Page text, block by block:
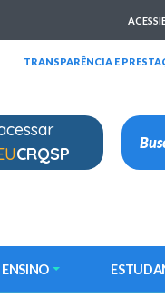
EM NOVA JANELA)
TRANSPARÊNCIA E
CRQSP